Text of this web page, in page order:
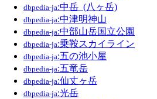
dbpedia-ja:中岳_(八ヶ岳)
dbpedia-ja:中津明神山
dbpedia-ja:中部山岳国立公園
dbpedia-ja:乗鞍スカイライン
dbpedia-ja:五の池小屋
dbpedia-ja:五竜岳
dbpedia-ja:仙丈ヶ岳
dbpedia-ja:光岳